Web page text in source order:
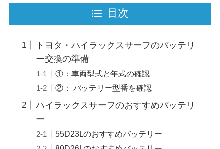
目次
トヨタ・ハイラックスサーフのバッテリ
ー交換の準備
①：車両型式と年式の確認
②： バッテリー型番を確認
ハイラックスサーフのおすすめバッテリ
ー
55D23Lのおすすめバッテリー